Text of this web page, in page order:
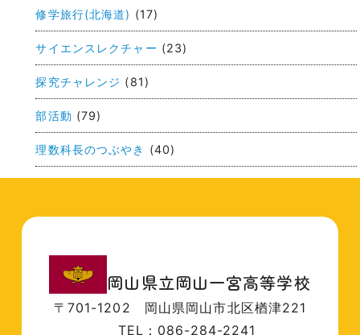
ン修学旅行(北海道) (17)
サイエンスレクチャー (23)
探究チャレンジ (81)
部活動 (79)
理数科長のつぶやき (40)
岡山県立岡山一宮高等学校
〒701-1202 岡山県岡山市北区楢津221
TEL：086-284-2241